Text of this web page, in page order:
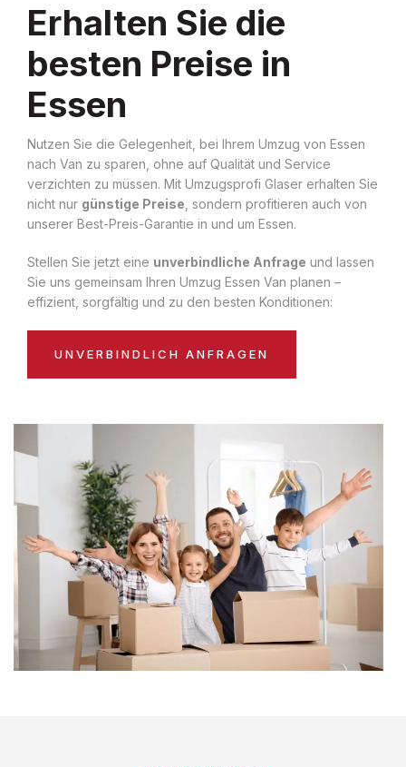
Erhalten Sie die
besten Preise in
Essen
Nutzen Sie die Gelegenheit, bei Ihrem Umzug von Essen
nach Van zu sparen, ohne auf Qualität und Service
verzichten zu müssen. Mit Umzugsprofi Glaser erhalten Sie
nicht nur günstige Preise , sondern profitieren auch von
unserer Best-Preis-Garantie in und um Essen.
Stellen Sie jetzt eine unverbindliche Anfrage und lassen
Sie uns gemeinsam Ihren Umzug Essen Van planen –
effizient, sorgfältig und zu den besten Konditionen:
UNVERBINDLICH ANFRAGEN